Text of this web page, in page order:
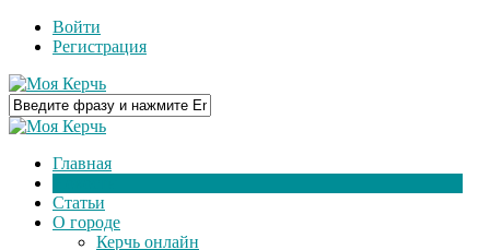
Войти
Регистрация
Главная
Статьи
О городе
Керчь онлайн